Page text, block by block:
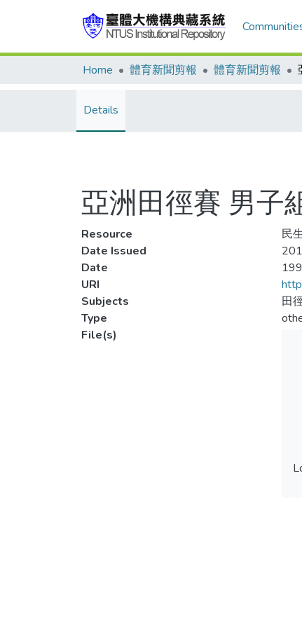
Home 體育新聞剪報 體育新聞剪報
Details
亞洲田徑賽 男子
Resource
民
Date Issued
Date
URI
Subjects
田
Type
File(s)